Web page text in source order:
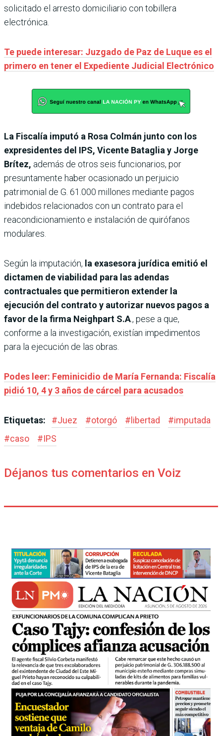
solicitado el arresto domiciliario con tobillera
electrónica.
Te puede interesar: Juzgado de Paz de Luque es el
primero en tener el Expediente Judicial Electrónico
La Fiscalía imputó a Rosa Colmán junto con los
expresidentes del IPS, Vicente Bataglia y Jorge
Brítez, además de otros seis funcionarios, por
presuntamente haber ocasionado un perjuicio
patrimonial de G. 61.000 millones mediante pagos
indebidos relacionados con un contrato para el
reacondicionamiento e instalación de quirófanos
modulares.
Según la imputación, la exasesora jurídica emitió el
dictamen de viabilidad para las adendas
contractuales que permitieron extender la
ejecución del contrato y autorizar nuevos pagos a
favor de la firma Neighpart S.A., pese a que,
conforme a la investigación, existían impedimentos
para la ejecución de las obras.
Podes leer: Feminicidio de María Fernanda: Fiscalía
pidió 10, 4 y 3 años de cárcel para acusados
Etiquetas: #Juez #otorgó #libertad #imputada
#caso #IPS
Déjanos tus comentarios en Voiz